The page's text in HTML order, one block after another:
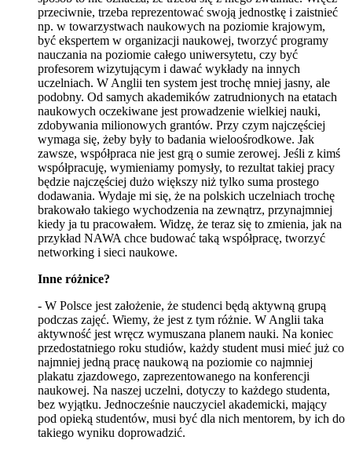
przeciwnie, trzeba reprezentować swoją jednostkę i zaistnieć
np. w towarzystwach naukowych na poziomie krajowym,
być ekspertem w organizacji naukowej, tworzyć programy
nauczania na poziomie całego uniwersytetu, czy być
profesorem wizytującym i dawać wykłady na innych
uczelniach. W Anglii ten system jest trochę mniej jasny, ale
podobny. Od samych akademików zatrudnionych na etatach
naukowych oczekiwane jest prowadzenie wielkiej nauki,
zdobywania milionowych grantów. Przy czym najczęściej
wymaga się, żeby były to badania wieloośrodkowe. Jak
zawsze, współpraca nie jest grą o sumie zerowej. Jeśli z kimś
współpracuję, wymieniamy pomysły, to rezultat takiej pracy
będzie najczęściej dużo większy niż tylko suma prostego
dodawania. Wydaje mi się, że na polskich uczelniach trochę
brakowało takiego wychodzenia na zewnątrz, przynajmniej
kiedy ja tu pracowałem. Widzę, że teraz się to zmienia, jak na
przykład NAWA chce budować taką współpracę, tworzyć
networking i sieci naukowe.
Inne różnice?
- W Polsce jest założenie, że studenci będą aktywną grupą
podczas zajęć. Wiemy, że jest z tym różnie. W Anglii taka
aktywność jest wręcz wymuszana planem nauki. Na koniec
przedostatniego roku studiów, każdy student musi mieć już co
najmniej jedną pracę naukową na poziomie co najmniej
plakatu zjazdowego, zaprezentowanego na konferencji
naukowej. Na naszej uczelni, dotyczy to każdego studenta,
bez wyjątku. Jednocześnie nauczyciel akademicki, mający
pod opieką studentów, musi być dla nich mentorem, by ich do
takiego wyniku doprowadzić.